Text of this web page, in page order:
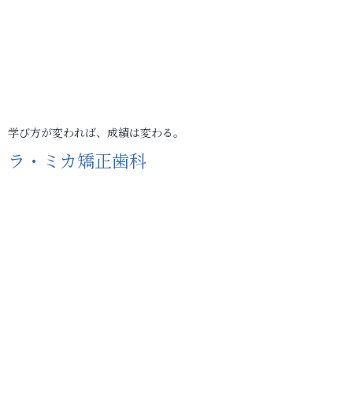
学び方が変われば、成績は変わる。
ラ・ミカ矯正歯科